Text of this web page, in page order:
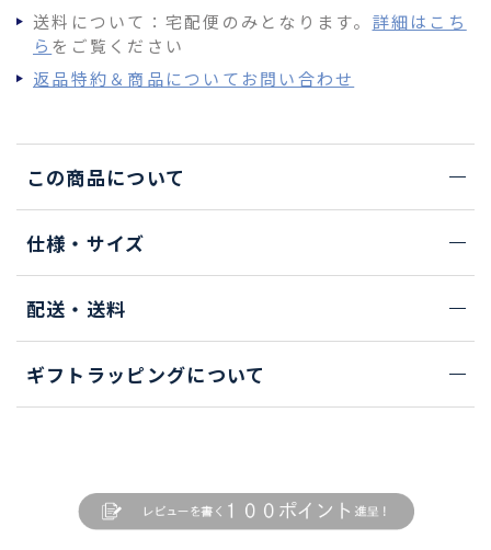
送料について：宅配便のみとなります。 詳細はこち
ら をご覧ください
返品特約＆商品についてお問い合わせ
この商品について
仕様・サイズ
配送・送料
ギフトラッピングについて